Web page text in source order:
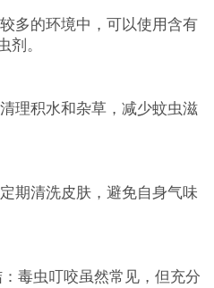
的环境中，可以使用含有
剂。
积水和杂草，减少蚊虫滋
清洗皮肤，避免自身气味
虫叮咬虽然常见，但充分